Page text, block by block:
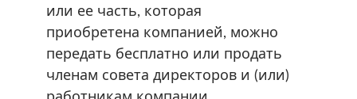
или ее часть, которая
приобретена компанией, можно
передать бесплатно или продать
членам совета директоров и (или)